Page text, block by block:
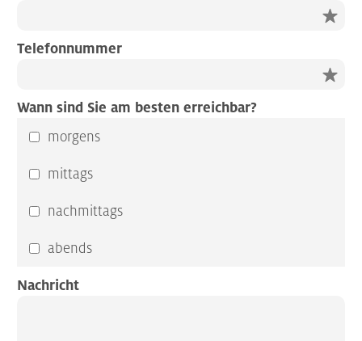
Telefonnummer
Wann sind Sie am besten erreichbar?
morgens
mittags
nachmittags
abends
Nachricht